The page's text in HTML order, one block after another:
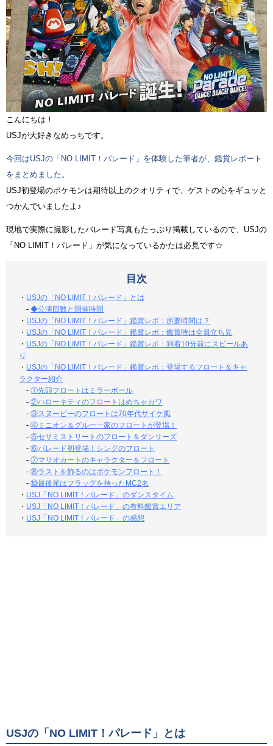
こんにちは！
USJが大好きなめっちです。
今回はUSJの「NO LIMIT！パレード」を体験した筆者が、鑑賞レポート
をまとめました。
USJ初登場のポケモンは期待以上のクオリティで、ゲストの心をギュッと
つかんでいましたよ♪
現地で実際に撮影したパレード写真もたっぷり掲載しているので、USJの
「NO LIMIT！パレード」が気になっているかたは必見です☆
目次
・ USJの「NO LIMIT！パレード」とは
-◆公演回数と開催時間
・ USJの「NO LIMIT！パレード」鑑賞レポ：所要時間は？
・ USJの「NO LIMIT！パレード」鑑賞レポ：鑑賞時は全員立ち見
・ USJの「NO LIMIT！パレード」鑑賞レポ：到着10分前にスピールあ
り
・ USJの「NO LIMIT！パレード」鑑賞レポ：登場するフロート＆キャ
ラクター紹介
-①先頭フロートはミラーボール
-②ハローキティのフロートはめちゃカワ
-③スヌーピーのフロートは70年代サイケ風
-④ミニオン＆グルー一家のフロートが登場！
-⑤セサミストリートのフロート＆ダンサーズ
-⑥パレード初登場！シングのフロート
-⑦マリオカートのキャラクター＆フロート
-⑧ラストを飾るのはポケモンフロート！
-⑩最後尾はフラッグを持ったMC2名
・ USJ「NO LIMIT！パレード」のダンスタイム
・ USJ「NO LIMIT！パレード」の有料鑑賞エリア
・ USJ「NO LIMIT！パレード」の感想
USJの「NO LIMIT！パレード」とは